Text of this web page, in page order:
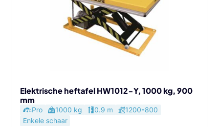
Elektrische heftafel HW1012-Y, 1000 kg, 900
mm
Pro 1000 kg 0.9 m
1200*800
Enkele schaar